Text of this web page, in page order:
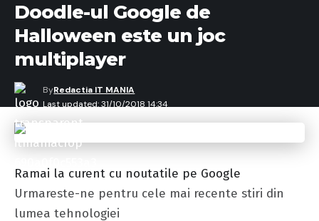
Doodle-ul Google de
Halloween este un joc
multiplayer
Last updated: 31/10/2018 14:34
ByRedactia IT MANIA
Ramai la curent cu noutatile pe Google
Urmareste-ne pentru cele mai recente stiri din
lumea tehnologiei